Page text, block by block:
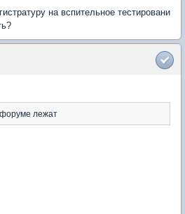
на вспительное тестировани
форуме лежат